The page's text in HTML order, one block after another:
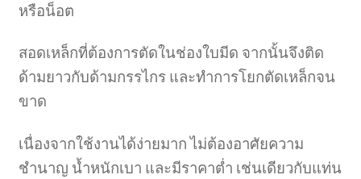
หรือน็อต
สอดเหล็กที่ต้องการตัดในช่องใบมีด จากนั้นจึงติด
ด้ามยาวกับด้ามกรรไกร และทำการโยกตัดเหล็กจน
ขาด
เนื่องจากใช้งานได้ง่ายมาก ไม่ต้องอาศัยความ
ชำนาญ น้ำหนักเบา และมีราคาต่ำ เช่นเดียวกับแท่น